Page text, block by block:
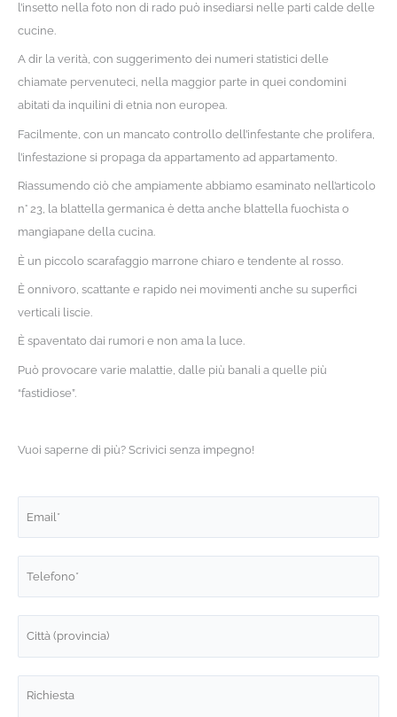
l’insetto nella foto non di rado può insediarsi nelle parti calde delle
cucine.
A dir la verità, con suggerimento dei numeri statistici delle
chiamate pervenuteci, nella maggior parte in quei condomini
abitati da inquilini di etnia non europea.
Facilmente, con un mancato controllo dell’infestante che prolifera,
l’infestazione si propaga da appartamento ad appartamento.
Riassumendo ciò che ampiamente abbiamo esaminato nell’articolo
n° 23, la blattella germanica è detta anche blattella fuochista o
mangiapane della cucina.
È un piccolo scarafaggio marrone chiaro e tendente al rosso.
È onnivoro, scattante e rapido nei movimenti anche su superfici
verticali liscie.
È spaventato dai rumori e non ama la luce.
Può provocare varie malattie, dalle più banali a quelle più
“fastidiose”.
Vuoi saperne di più? Scrivici senza impegno!